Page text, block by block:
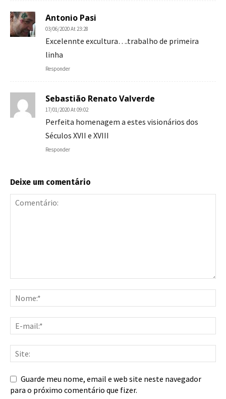
Antonio Pasi
03/06/2020 At 23:28
Excelennte excultura….trabalho de primeira
linha
Responder
Sebastião Renato Valverde
17/01/2020 At 09:02
Perfeita homenagem a estes visionários dos
Séculos XVII e XVIII
Responder
Deixe um comentário
Guarde meu nome, email e web site neste navegador
para o próximo comentário que fizer.